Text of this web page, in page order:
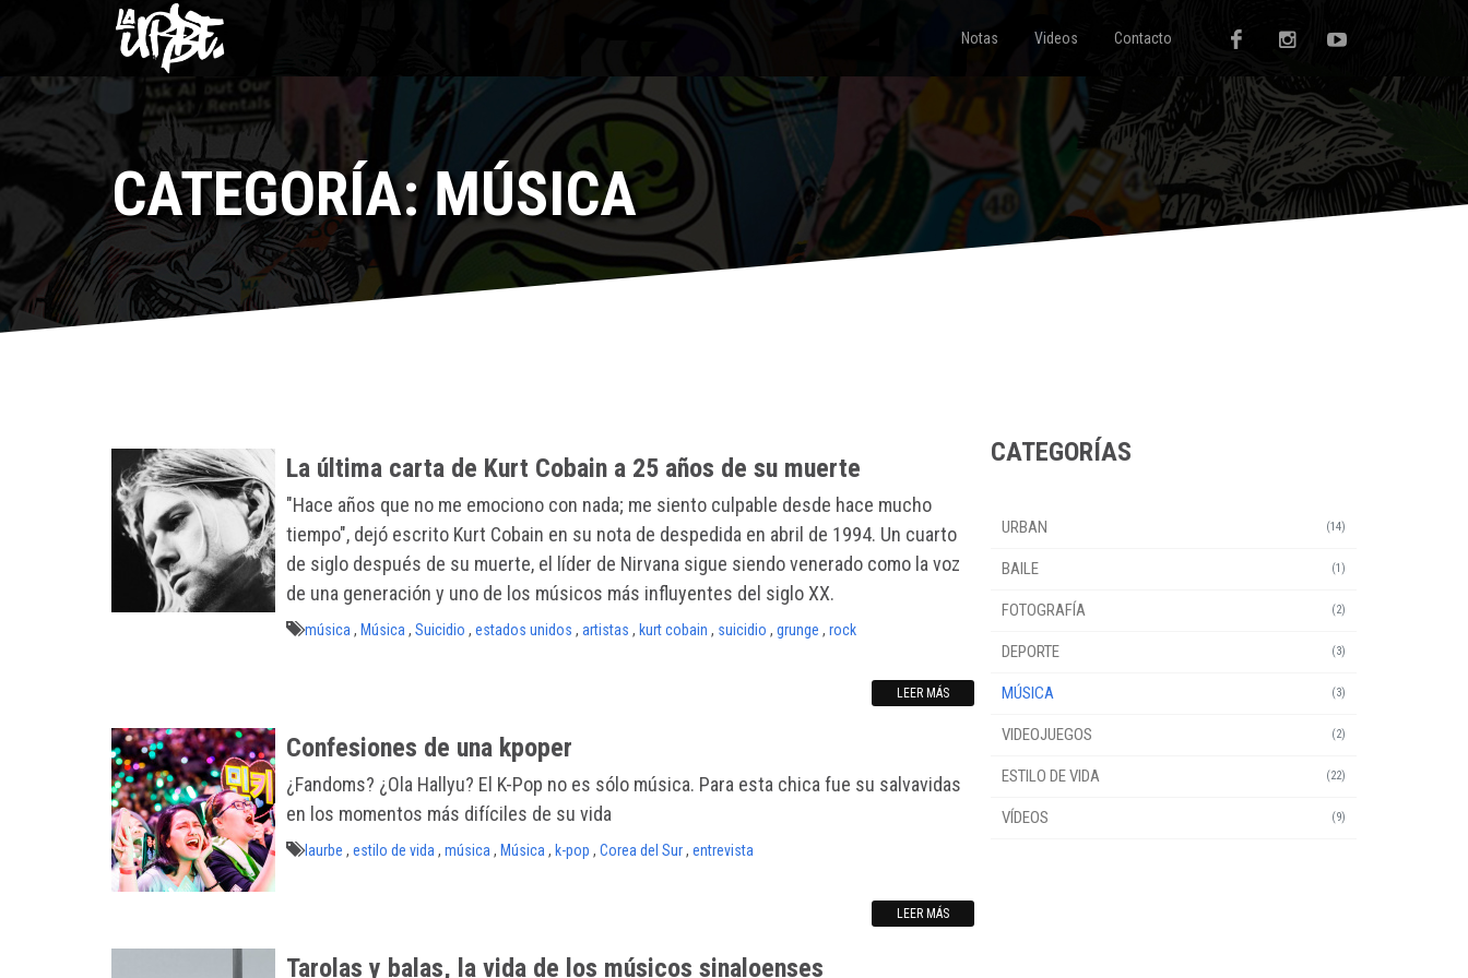
Notas Videos Contacto
CATEGORÍA: MÚSICA
La última carta de Kurt Cobain a 25 años de su muerte
"Hace años que no me emociono con nada; me siento culpable desde hace mucho
tiempo", dejó escrito Kurt Cobain en su nota de despedida en abril de 1994. Un cuarto
de siglo después de su muerte, el líder de Nirvana sigue siendo venerado como la voz
de una generación y uno de los músicos más influyentes del siglo XX.
música , Música , Suicidio , estados unidos , artistas , kurt cobain , suicidio , grunge , rock
LEER MÁS
Confesiones de una kpoper
¿Fandoms? ¿Ola Hallyu? El K-Pop no es sólo música. Para esta chica fue su salvavidas
en los momentos más difíciles de su vida
laurbe , estilo de vida , música , Música , k-pop , Corea del Sur, entrevista
LEER MÁS
Tarolas y balas, la vida de los músicos sinaloenses
CATEGORÍAS
(14)
URBAN
(1)
BAILE
(2)
FOTOGRAFÍA
(3)
DEPORTE
(3)
MÚSICA
(2)
VIDEOJUEGOS
(22)
ESTILO DE VIDA
(9)
VÍDEOS